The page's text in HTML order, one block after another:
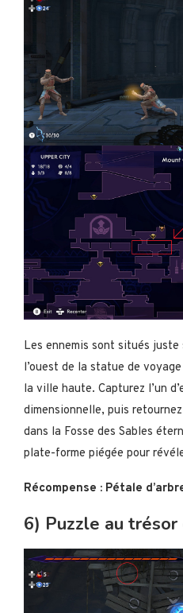
Les ennemis sont situés juste
l’ouest de la statue de
la ville haute. Capturez l’un
dimensionnelle, puis
dans la Fosse des Sables
plate-forme piégée pour
Récompense : Pétale
6) Puzzle au